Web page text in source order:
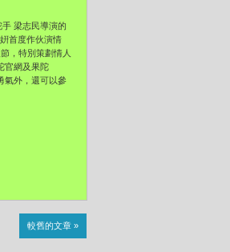
梁志民導演的
首度作伙演情
，特別策劃情人
官網及果陀
氣外，還可以參
較舊的文章 »